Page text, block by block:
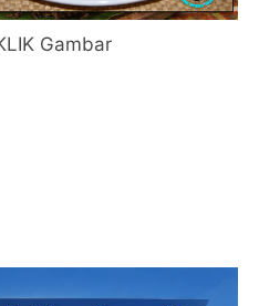
Gambar